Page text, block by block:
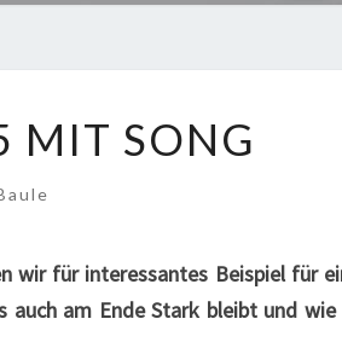
MIT SONG
wir für interessantes Beispiel für
am Ende Stark bleibt und wie